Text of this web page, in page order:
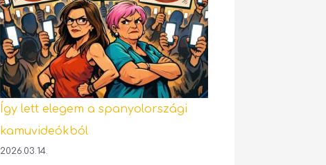
Így lett elegem a spanyolországi
kamuvideókból
2026.03.14.